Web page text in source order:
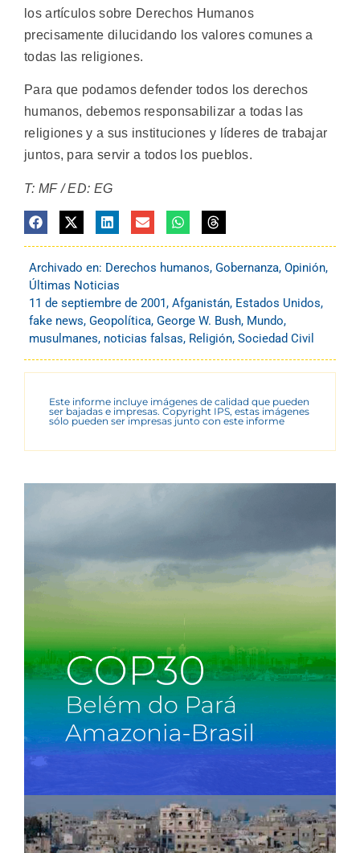
los artículos sobre Derechos Humanos
precisamente dilucidando los valores comunes a
todas las religiones.
Para que podamos defender todos los derechos
humanos, debemos responsabilizar a todas las
religiones y a sus instituciones y líderes de trabajar
juntos, para servir a todos los pueblos.
T: MF / ED: EG
Archivado en: Derechos humanos, Gobernanza, Opinión,
Últimas Noticias
11 de septiembre de 2001, Afganistán, Estados Unidos,
fake news, Geopolítica, George W. Bush, Mundo,
musulmanes, noticias falsas, Religión, Sociedad Civil
Este informe incluye imágenes de calidad que pueden
ser bajadas e impresas. Copyright IPS, estas imágenes
sólo pueden ser impresas junto con este informe